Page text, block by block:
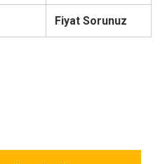
Fiyat Sorunuz